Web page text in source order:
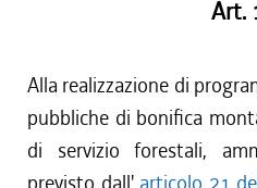
Art.
Alla realizzazione di
pubbliche di bonifica
di servizio forestali,